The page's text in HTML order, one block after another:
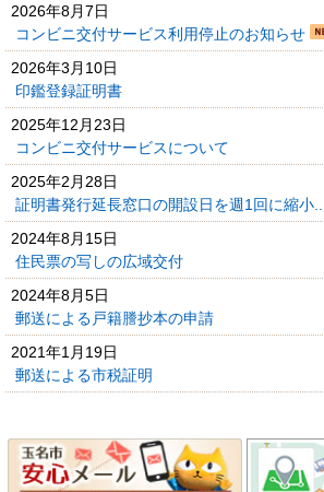
2026年8月7日
コンビニ交付サービス利用停止のお知らせ
2026年3月10日
印鑑登録証明書
2025年12月23日
コンビニ交付サービスについて
2025年2月28日
証明書発行延長窓口の開設日を週1回に縮小...
2024年8月15日
住民票の写しの広域交付
2024年8月5日
郵送による戸籍謄抄本の申請
2021年1月19日
郵送による市税証明